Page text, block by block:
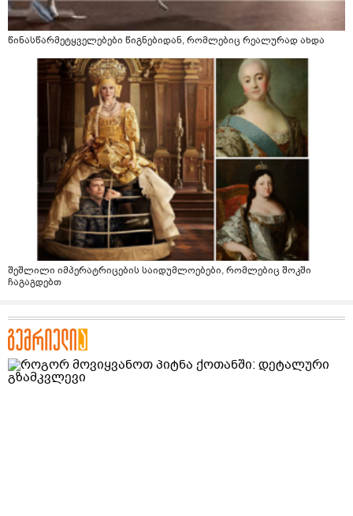
წინასწარმეტყველებები წიგნებიდან, რომლებიც რეალურად ახდა
შეშლილი იმპერატრიცების საიდუმლოებები, რომლებიც შოკში
ჩაგაგდებთ